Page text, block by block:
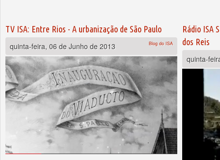
TV ISA: Entre Rios - A urbanização de São Paulo
quinta-feira, 06 de Junho de 2013
Blog do ISA
Rádio ISA
dos Reis
quinta-